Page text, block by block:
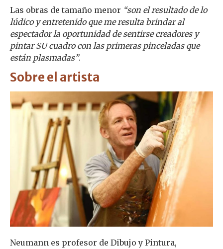
Las obras de tamaño menor “son el resultado de lo
lúdico y entretenido que me resulta brindar al
espectador la oportunidad de sentirse creadores y
pintar SU cuadro con las primeras pinceladas que
están plasmadas”.
Sobre el artista
Neumann es profesor de Dibujo y Pintura,